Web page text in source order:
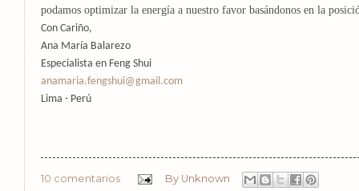
podamos optimizar la energía a nuestro favor basándonos en la
Con Cariño,
Ana María Balarezo
Especialista en Feng Shui
anamaria.fengshui@gmail.com
Lima - Perú
10 comentarios By Unknown